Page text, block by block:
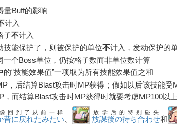
量Buff的影响
计入
子不计入
能保护了，则被保护的单位不计入，发动保护的
个Boss单位，仍按格子数而非单位数计算
“技能效果值”一项取为所有技能效果值之和
，后结算Blast攻击时MP获得；假如以后该技能
，而结算Blast攻击时MP获得时就要考虑MP100以
昔に戻れたみたい
回到了从前一样
放課後の待ち合わせ
放学后的特别碰头
和